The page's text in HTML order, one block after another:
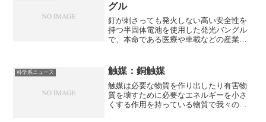
グル
釘が刺さっても発火しない高い安全性を
持つ半固体電池を使用した発光バングル
で、本命である医療や車載などの産業市
ことができます。
科学系ニュース 触媒：銅触媒
触媒は必要な物質を作り出したり有害物
質を壊すために必要なエネルギーを小さ
くする作用を持っている物質で我々の生